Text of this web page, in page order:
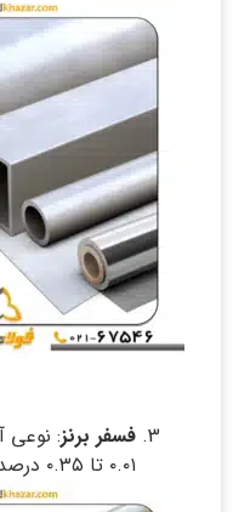
فسفر برنز
۰.۰۱ تا ۰.۳۵ درصد فسفر تشکیل شده است که هر کدام نقش مهمی در بهبود خواص آلیاژ دارند.